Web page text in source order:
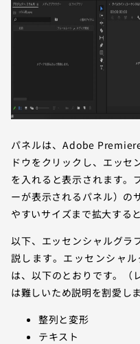
パネルは、Adobe
ドウをクリックし、エッセ
を入れると表示されます。
ーが表示されるパネル）の
やすいサイズまで拡大する
以下、エッセンシャルグラ
説します。エッセンシャ
は、以下のとおりです。（
は難しいため説明を割愛しま
整列と変形
テキスト